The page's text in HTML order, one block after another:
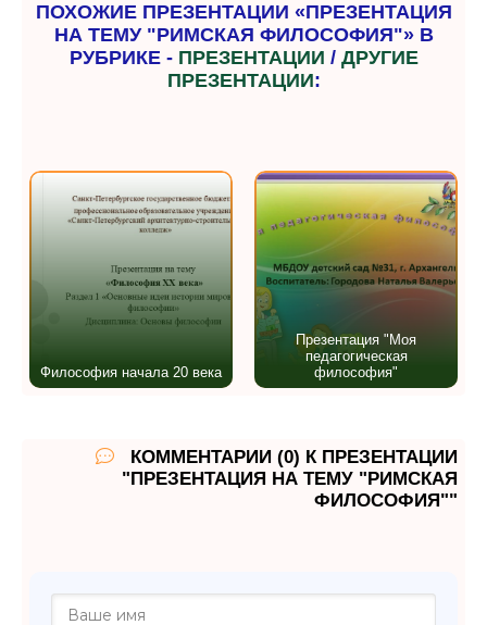
ПОХОЖИЕ ПРЕЗЕНТАЦИИ «ПРЕЗЕНТАЦИЯ
НА ТЕМУ "РИМСКАЯ ФИЛОСОФИЯ"» В
РУБРИКЕ - ПРЕЗЕНТАЦИИ / ДРУГИЕ
ПРЕЗЕНТАЦИИ:
Философия начала 20 века
Презентация "Моя
педагогическая
философия"
КОММЕНТАРИИ (0) К ПРЕЗЕНТАЦИИ
"ПРЕЗЕНТАЦИЯ НА ТЕМУ "РИМСКАЯ
ФИЛОСОФИЯ""